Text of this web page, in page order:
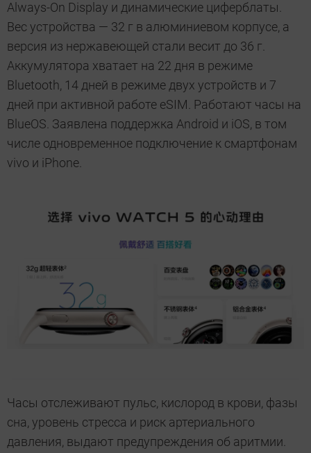
Always-On Display и динамические циферблаты.
Вес устройства — 32 г в алюминиевом корпусе, а
версия из нержавеющей стали весит до 36 г.
Аккумулятора хватает на 22 дня в режиме
Bluetooth, 14 дней в режиме двух устройств и 7
дней при активной работе eSIM. Работают часы на
BlueOS. Заявлена поддержка Android и iOS, в том
числе одновременное подключение к смартфонам
vivo и iPhone.
Часы отслеживают пульс, кислород в крови, фазы
сна, уровень стресса и риск артериального
давления, выдают предупреждения об аритмии.